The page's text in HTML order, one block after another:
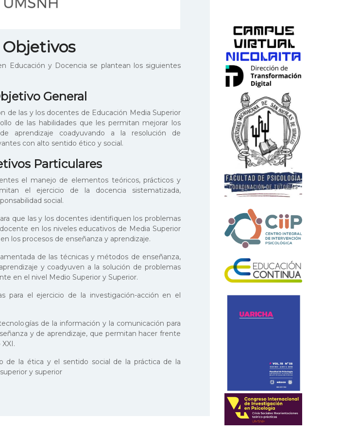
Objetivos
Educación y Docencia se plantean los siguientes
General
de las y los docentes de Educación Media Superior
de las habilidades que les permitan mejorar los
aprendizaje coadyuvando a la resolución de
con alto sentido ético y social.
Particulares
el manejo de elementos teóricos, prácticos y
el ejercicio de la docencia sistematizada,
social.
que las y los docentes identifiquen los problemas
en los niveles educativos de Media Superior
los procesos de enseñanza y aprendizaje.
de las técnicas y métodos de enseñanza,
y coadyuven a la solución de problemas
en el nivel Medio Superior y Superior.
para el ejercicio de la investigación-acción en el
de la información y la comunicación para
y de aprendizaje, que permitan hacer frente
de la ética y el sentido social de la práctica de la
y superior